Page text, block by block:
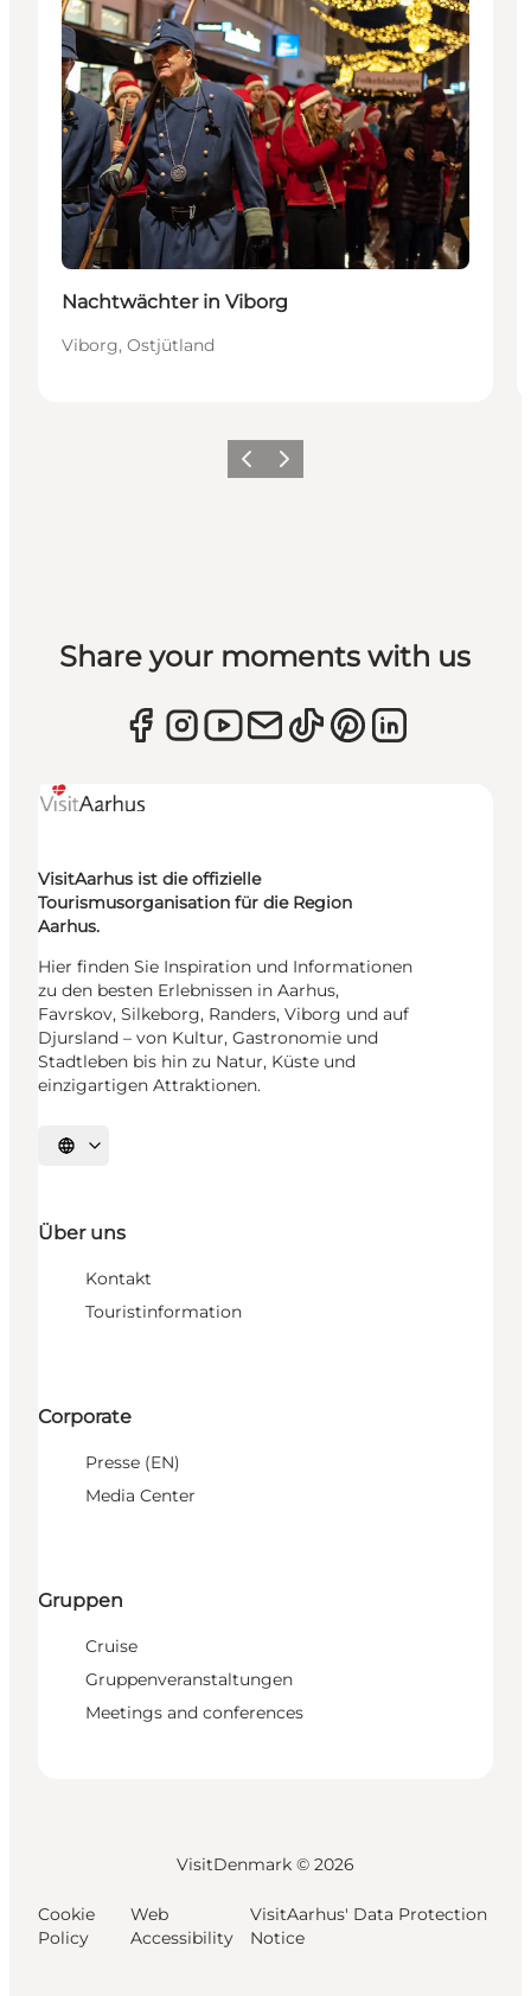
Nachtwächter in Viborg
Viborg, Ostjütland
ZurückWeiter
Share your moments with us
VisitAarhus ist die offizielle
Tourismusorganisation für die Region
Aarhus.
Hier finden Sie Inspiration und Informationen
zu den besten Erlebnissen in Aarhus,
Favrskov, Silkeborg, Randers, Viborg und auf
Djursland – von Kultur, Gastronomie und
Stadtleben bis hin zu Natur, Küste und
einzigartigen Attraktionen.
Sprache auswählen
Über uns
Kontakt
Touristinformation
Corporate
Presse (EN)
Media Center
Gruppen
Cruise
Gruppenveranstaltungen
Meetings and conferences
VisitDenmark © 2026
Cookie
Policy
Web
Accessibility
VisitAarhus' Data Protection
Notice